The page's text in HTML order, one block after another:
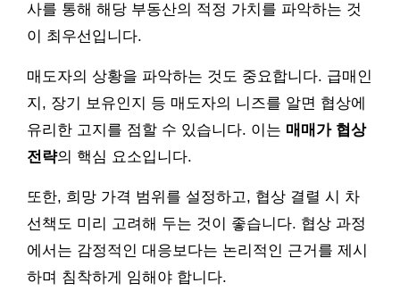
사를 통해 해당 부동산의 적정 가치를 파악하는 것
이 최우선입니다.
매도자의 상황을 파악하는 것도 중요합니다. 급매인
지, 장기 보유인지 등 매도자의 니즈를 알면 협상에
유리한 고지를 점할 수 있습니다. 이는 매매가 협상
전략의 핵심 요소입니다.
또한, 희망 가격 범위를 설정하고, 협상 결렬 시 차
선책도 미리 고려해 두는 것이 좋습니다. 협상 과정
에서는 감정적인 대응보다는 논리적인 근거를 제시
하며 침착하게 임해야 합니다.